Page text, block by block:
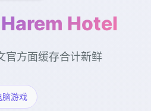
Hotel
官方面缓存合计新鲜
游戏